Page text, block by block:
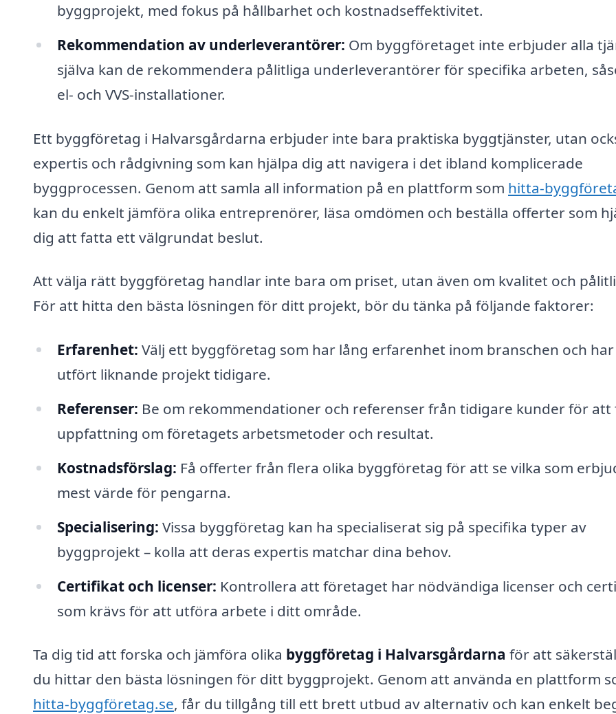
byggprojekt, med fokus på hållbarhet och kostnadseffektivitet.
Rekommendation av underleverantörer: Om byggföretaget inte erbjuder alla
själva kan de rekommendera pålitliga underleverantörer för specifika arbeten,
el- och VVS-installationer.
Ett byggföretag i Halvarsgårdarna erbjuder inte bara praktiska byggtjänster, utan
expertis och rådgivning som kan hjälpa dig att navigera i det ibland komplicerade
byggprocessen. Genom att samla all information på en plattform som hitta-
kan du enkelt jämföra olika entreprenörer, läsa omdömen och beställa offerter som
dig att fatta ett välgrundat beslut.
Att välja rätt byggföretag handlar inte bara om priset, utan även om kvalitet och
För att hitta den bästa lösningen för ditt projekt, bör du tänka på följande faktorer:
Erfarenhet: Välj ett byggföretag som har lång erfarenhet inom branschen och har
utfört liknande projekt tidigare.
Referenser: Be om rekommendationer och referenser från tidigare kunder för att
uppfattning om företagets arbetsmetoder och resultat.
Kostnadsförslag: Få offerter från flera olika byggföretag för att se vilka som
mest värde för pengarna.
Specialisering: Vissa byggföretag kan ha specialiserat sig på specifika typer av
byggprojekt – kolla att deras expertis matchar dina behov.
Certifikat och licenser: Kontrollera att företaget har nödvändiga licenser och
som krävs för att utföra arbete i ditt område.
Ta dig tid att forska och jämföra olika byggföretag i Halvarsgårdarna för att
du hittar den bästa lösningen för ditt byggprojekt. Genom att använda en plattform
hitta-byggföretag.se, får du tillgång till ett brett utbud av alternativ och kan enkelt